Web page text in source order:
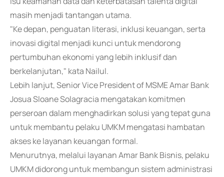
masih menjadi tantangan utama.
"Ke depan, penguatan literasi, inklusi keuangan, serta
inovasi digital menjadi kunci untuk mendorong
pertumbuhan ekonomi yang lebih inklusif dan
berkelanjutan," kata Nailul.
Lebih lanjut, Senior Vice President of MSME Amar Bank
Josua Sloane Solagracia mengatakan komitmen
perseroan dalam menghadirkan solusi yang tepat guna
untuk membantu pelaku UMKM mengatasi hambatan
akses ke layanan keuangan formal.
Menurutnya, melalui layanan Amar Bank Bisnis, pelaku
UMKM didorong untuk membangun sistem administrasi